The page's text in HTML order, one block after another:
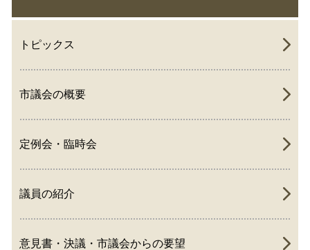
トピックス
市議会の概要
定例会・臨時会
議員の紹介
意見書・決議・市議会からの要望